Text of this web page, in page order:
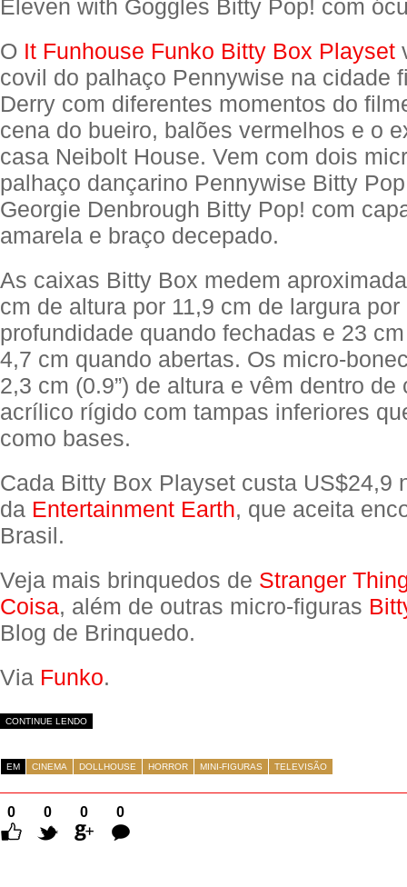
Eleven with Goggles Bitty Pop! com
O It Funhouse Funko Bitty Box Playset
covil do palhaço Pennywise na cidade
Derry com diferentes momentos do
cena do bueiro, balões vermelhos e o
casa Neibolt House. Vem com dois
palhaço dançarino Pennywise Bitty
Georgie Denbrough Bitty Pop! com
amarela e braço decepado.
As caixas Bitty Box medem
cm de altura por 11,9 cm de largura
profundidade quando fechadas e 23
4,7 cm quando abertas. Os micro-
2,3 cm (0.9”) de altura e vêm dentro de
acrílico rígido com tampas inferiores
como bases.
Cada Bitty Box Playset custa US$24,9
da Entertainment Earth, que aceita
Brasil.
Veja mais brinquedos de Stranger
Coisa, além de outras micro-figuras
Blog de Brinquedo.
Via Funko.
CONTINUE LENDO
EM CINEMA DOLLHOUSE HORROR MINI-FIGURAS TELEVISÃO
0 0 0
0
Comentários